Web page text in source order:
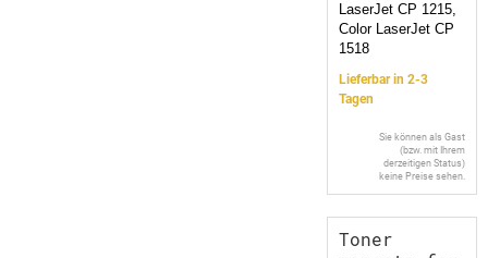
LaserJet CP 1215,
Color LaserJet CP
1518
Lieferbar in 2-3
Tagen
Sie können als Gast
(bzw. mit Ihrem
derzeitigen Status)
keine Preise sehen.
Toner